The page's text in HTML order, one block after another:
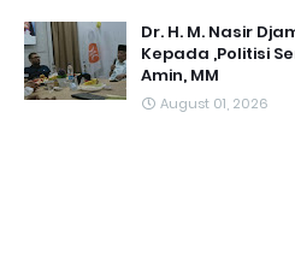
Dr. H. M. Nasir
Kepada ,Politisi
Amin, MM
August 01, 2026